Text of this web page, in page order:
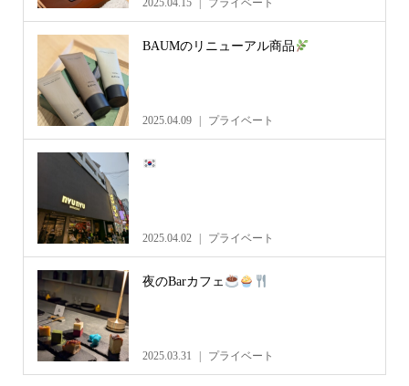
2025.04.15 プライベート
BAUMのリニューアル商品
2025.04.09 プライベート
2025.04.02 プライベート
夜のBarカフェ
2025.03.31 プライベート